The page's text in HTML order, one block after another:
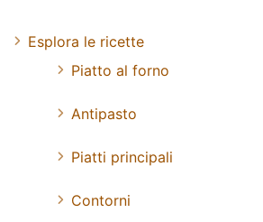
Esplora le ricette
Piatto al forno
Antipasto
Piatti principali
Contorni